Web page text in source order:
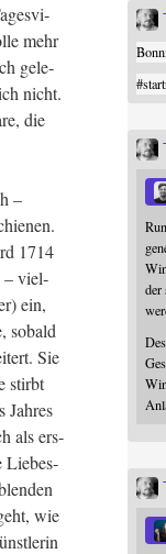
mehr
gele­
nicht.
die
–
1714
– viel­
ein,
sobald
Sie
stirbt
Jah­res
als ers­
Lie­bes­
wie
#
der